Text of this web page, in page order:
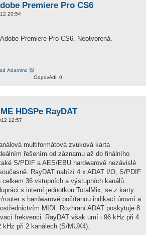
Premiere Pro CS6
20:54
Premiere Pro CS6. Neotvorená.
Adammo
Odpovědi: 0
HDSPe RayDAT
12:57
multiformátová zvuková karta
řešením od záznamu až do finálního
S/PDIF a AES/EBU hardwarově nezávislé
RayDAT nabízí 4 x ADAT I/O, S/PDIF
celkem 36 vstupních a výstupních kanálů.
s interní jednotkou TotalMix, se z karty
s hardwarově počítanou indikací úrovní a
MIDI. Rozhraní ADAT poskytuje 8
frekvenci. RayDAT však umí i 96 kHz při 4
kHz při 2 kanálech (S/MUX4).